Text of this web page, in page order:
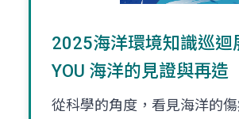
2025海洋環境知識巡迴
YOU 海洋的見證與再造
從科學的角度，看見海洋的